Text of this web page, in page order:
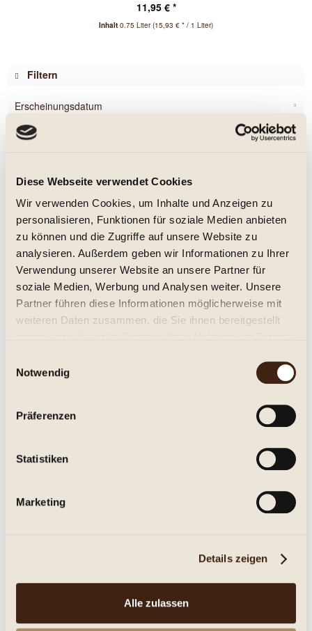
Diese Webseite verwendet Cookies
Wir verwenden Cookies, um Inhalte und Anzeigen zu
personalisieren, Funktionen für soziale Medien anbieten
zu können und die Zugriffe auf unsere Website zu
analysieren. Außerdem geben wir Informationen zu Ihrer
Verwendung unserer Website an unsere Partner für
soziale Medien, Werbung und Analysen weiter. Unsere
Partner führen diese Informationen möglicherweise mit
weiteren Daten zusammen, die Sie ihnen bereitgestellt
Notwendig
Präferenzen
Statistiken
Marketing
Details zeigen
Alle zulassen
11,95 € *
Inhalt 0.75 Liter(15,93 € * / 1 Liter)
Filtern
Macià Batle Añada 2021 Tinto
trocken 2021
13,45 € *
Merken
Old Vines Carignan tinto 2013, Espelt